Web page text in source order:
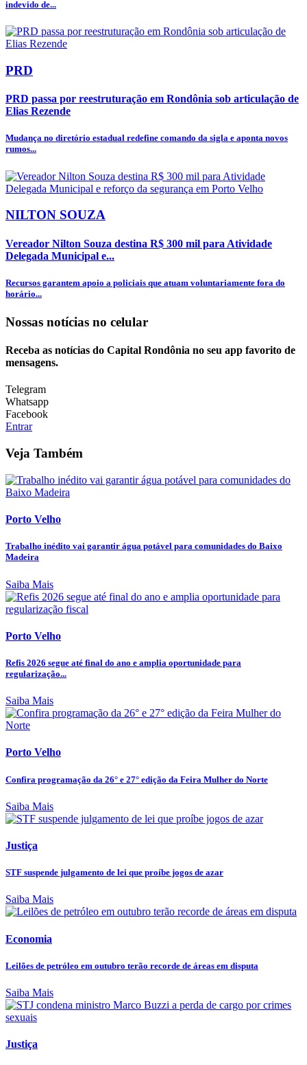
indevido de...
PRD
PRD passa por reestruturação em Rondônia sob articulação de
Elias Rezende
Mudança no diretório estadual redefine comando da sigla e aponta novos
rumos...
NILTON SOUZA
Vereador Nilton Souza destina R$ 300 mil para Atividade
Delegada Municipal e...
Recursos garantem apoio a policiais que atuam voluntariamente fora do
horário...
Nossas notícias no celular
Receba as notícias do Capital Rondônia no seu app favorito de
mensagens.
Telegram
Whatsapp
Facebook
Entrar
Veja Também
Porto Velho
Trabalho inédito vai garantir água potável para comunidades do Baixo
Madeira
Saiba Mais
Porto Velho
Refis 2026 segue até final do ano e amplia oportunidade para
regularização...
Saiba Mais
Porto Velho
Confira programação da 26° e 27° edição da Feira Mulher do Norte
Saiba Mais
Justiça
STF suspende julgamento de lei que proíbe jogos de azar
Saiba Mais
Economia
Leilões de petróleo em outubro terão recorde de áreas em disputa
Saiba Mais
Justiça